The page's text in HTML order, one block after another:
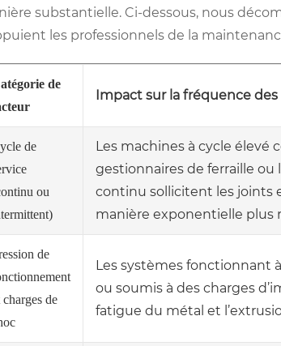
substantielle. Ci-dessous, nous
les professionnels de la
de
Impact sur la fréquence
de
ou
Les machines à cycle élevé
gestionnaires de ferraille ou
continu sollicitent les joints
manière exponentielle plus
de
charges de
Les systèmes fonctionnant
ou soumis à des charges
fatigue du métal et